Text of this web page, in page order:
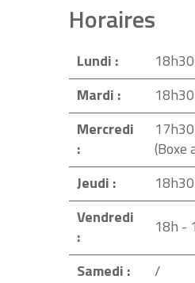
Horaires
Lundi :
Mardi :
Mercredi
:
(Boxe
Jeudi :
Vendredi
:
18h -
Samedi :
/